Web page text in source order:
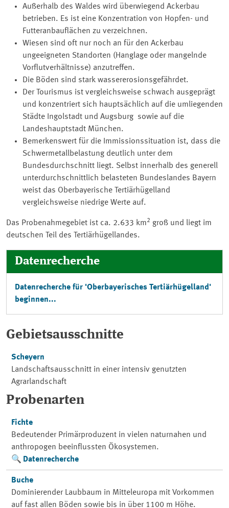
Außerhalb des Waldes wird überwiegend Ackerbau
betrieben. Es ist eine Konzentration von Hopfen- und
Futteranbauflächen zu verzeichnen.
Wiesen sind oft nur noch an für den Ackerbau
ungeeigneten Standorten (Hanglage oder mangelnde
Vorflutverhältnisse) anzutreffen.
Die Böden sind stark wassererosionsgefährdet.
Der Tourismus ist vergleichsweise schwach ausgeprägt
und konzentriert sich hauptsächlich auf die umliegenden
Städte Ingolstadt und Augsburg sowie auf die
Landeshauptstadt München.
Bemerkenswert für die Immissionssituation ist, dass die
Schwermetallbelastung deutlich unter dem
Bundesdurchschnitt liegt. Selbst innerhalb des generell
unterdurchschnittlich belasteten Bundeslandes Bayern
weist das Oberbayerische Tertiärhügelland
vergleichsweise niedrige Werte auf.
Das Probenahmegebiet ist ca. 2.633 km2 groß und liegt im
deutschen Teil des Tertiärhügellandes.
Datenrecherche
Datenrecherche für 'Oberbayerisches Tertiärhügelland'
beginnen...
Gebietsausschnitte
Scheyern
Landschaftsausschnitt in einer intensiv genutzten
Agrarlandschaft
Probenarten
Fichte
Bedeutender Primärproduzent in vielen naturnahen und
anthropogen beeinflussten Ökosystemen.
Datenrecherche
Buche
Dominierender Laubbaum in Mitteleuropa mit Vorkommen
auf fast allen Böden sowie bis in über 1100 m Höhe.